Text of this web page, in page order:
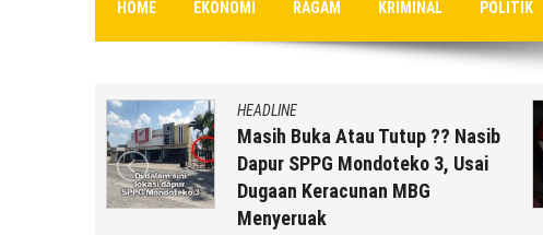
HOME EKONOMI RAGAM KRIMINAL POLITIK
HEADLINE
Masih Buka Atau Tutup ?? Nasib
Dapur SPPG Mondoteko 3, Usai
Dugaan Keracunan MBG
Menyeruak